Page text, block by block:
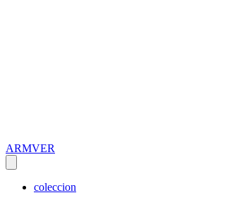
ARMVER
coleccion